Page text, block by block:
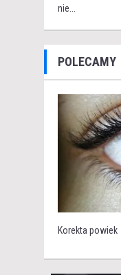
nie...
POLECAMY
Korekta powiek